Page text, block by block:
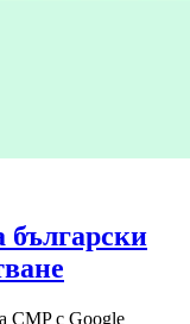
български
CMP с Google